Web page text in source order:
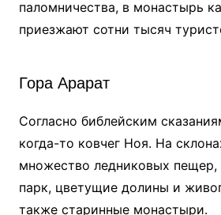
паломничества, в монастырь
приезжают сотни тысяч
Гора Арарат
Согласно библейским
когда-то ковчег Ноя. На
множество ледниковых пещер,
парк, цветущие долины и
также старинные монастыри.